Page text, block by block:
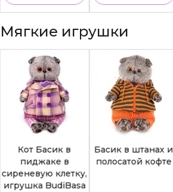
Мягкие игрушки
Кот Басик в
пиджаке в
сиреневую клетку,
игрушка BudiBasa
Басик в штанах и
полосатой кофте